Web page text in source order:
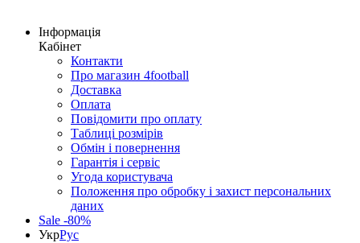
Інформація
Кабінет
Контакти
Про магазин 4football
Доставка
Оплата
Повідомити про оплату
Таблиці розмірів
Обмін і повернення
Гарантія і сервіс
Угода користувача
Положення про обробку і захист персональних
даних
Sale -80%
УкрРус